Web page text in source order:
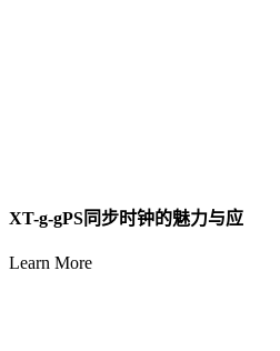
XT-g-gPS同步时钟的魅力与应
Learn More